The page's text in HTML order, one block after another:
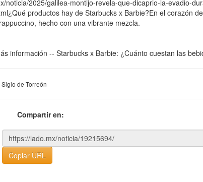
noticia/2025/galilea-montijo-revela-que-dicaprio-la-evadio-
productos hay de Starbucks x Barbie?En el corazón
hecho con una vibrante mezcla.
información -- Starbucks x Barbie: ¿Cuánto cuestan las
Siglo de Torreón
Compartir en:
Copiar URL